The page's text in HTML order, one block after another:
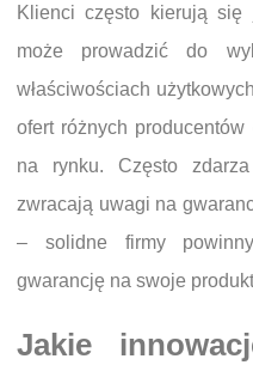
Klienci często kierują
może prowadzić do
właściwościach
ofert różnych
na rynku. Często
zwracają uwagi na
– solidne firmy powinny
gwarancję na swoje
Jakie